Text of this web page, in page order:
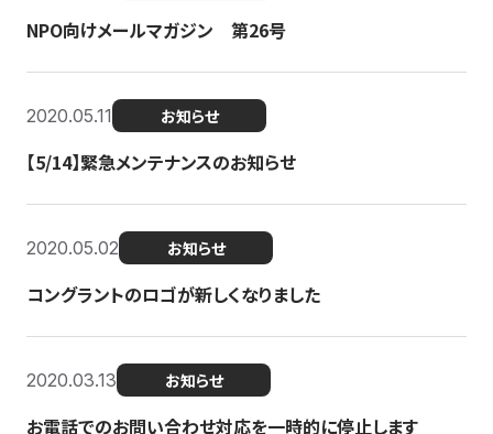
NPO向けメールマガジン 第26号
2020.05.11 お知らせ
【5/14】緊急メンテナンスのお知らせ
2020.05.02 お知らせ
コングラントのロゴが新しくなりました
2020.03.13 お知らせ
お電話でのお問い合わせ対応を一時的に停止します